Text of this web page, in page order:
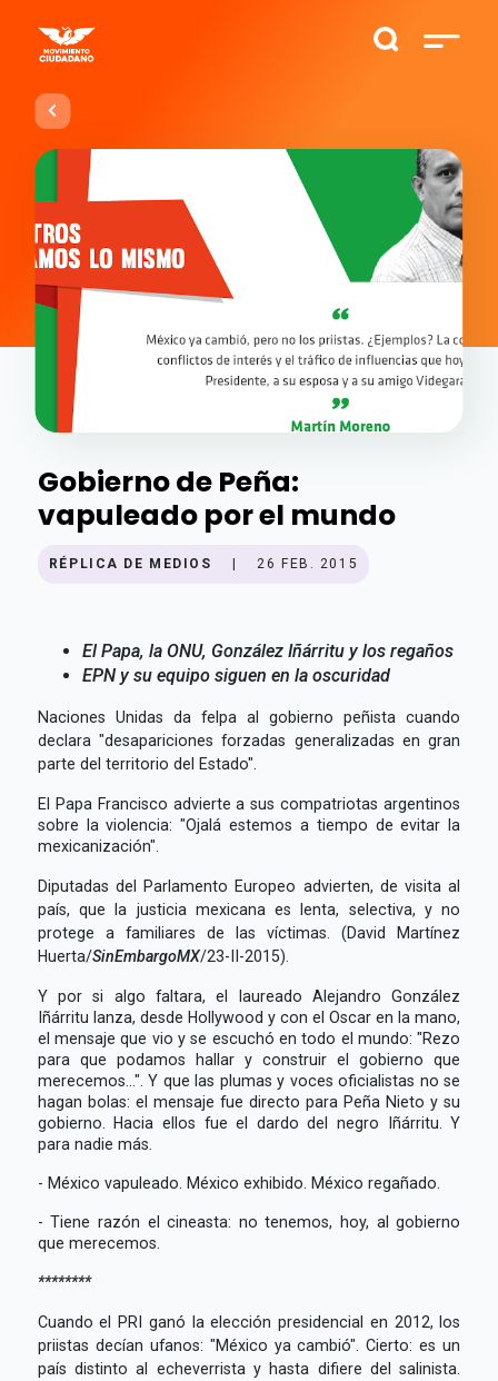
Gobierno de Peña:
vapuleado por el mundo
RÉPLICA DE MEDIOS 26 FEB. 2015
El Papa, la ONU, González Iñárritu y los regaños
EPN y su equipo siguen en la oscuridad
Naciones Unidas da felpa al gobierno peñista cuando
declara "desapariciones forzadas generalizadas en gran
parte del territorio del Estado".
El Papa Francisco advierte a sus compatriotas argentinos
sobre la violencia: "Ojalá estemos a tiempo de evitar la
mexicanización".
Diputadas del Parlamento Europeo advierten, de visita al
país, que la justicia mexicana es lenta, selectiva, y no
protege a familiares de las víctimas. (David Martínez
Huerta/SinEmbargoMX/23-II-2015).
Y por si algo faltara, el laureado Alejandro González
Iñárritu lanza, desde Hollywood y con el Oscar en la mano,
el mensaje que vio y se escuchó en todo el mundo: "Rezo
para que podamos hallar y construir el gobierno que
merecemos...". Y que las plumas y voces oficialistas no se
hagan bolas: el mensaje fue directo para Peña Nieto y su
gobierno. Hacia ellos fue el dardo del negro Iñárritu. Y
para nadie más.
- México vapuleado. México exhibido. México regañado.
- Tiene razón el cineasta: no tenemos, hoy, al gobierno
que merecemos.
********
Cuando el PRI ganó la elección presidencial en 2012, los
priistas decían ufanos: "México ya cambió". Cierto: es un
país distinto al echeverrista y hasta difiere del salinista.